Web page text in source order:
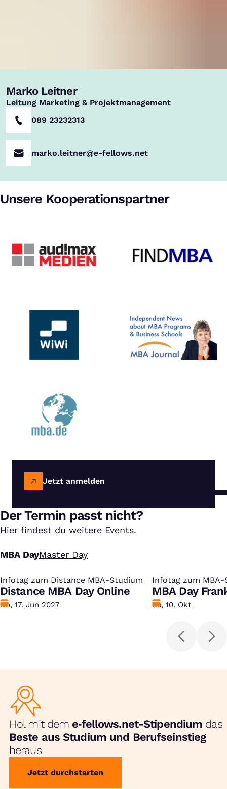
Marko Leitner
,
Leitung Marketing & Projektmanagement
089 23232313
marko.leitner@e-fellows.net
Unsere Kooperationspartner
Jetzt anmelden
Der Termin passt nicht?
Hier findest du weitere Events.
MBA DayMaster Day
Infotag zum Distance MBA-Studium
:
Distance MBA Day Online
Datum
Do, 17. Jun 2027
Infotag zum
:
MBA Day
Datum
Sa, 10. Okt
Hol mit dem e‑fellows.net-Stipendium das
Beste aus Studium und Berufseinstieg
heraus
Jetzt durchstarten